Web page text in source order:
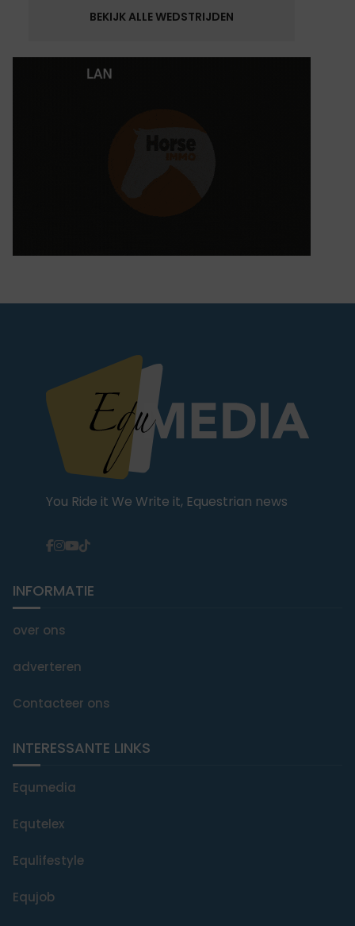
BEKIJK ALLE WEDSTRIJDEN
You Ride it We Write it, Equestrian news
INFORMATIE
over ons
adverteren
Contacteer ons
INTERESSANTE LINKS
Equmedia
Equtelex
Equlifestyle
Equjob